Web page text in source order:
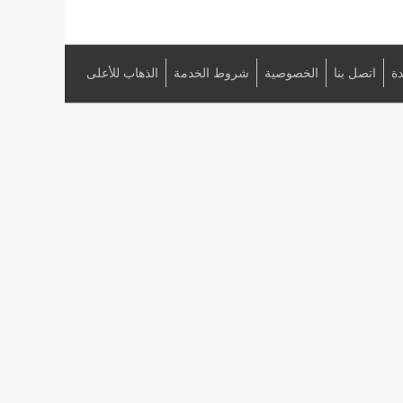
اتصل بنا الخصوصية شروط الخدمة الذهاب للأعلى